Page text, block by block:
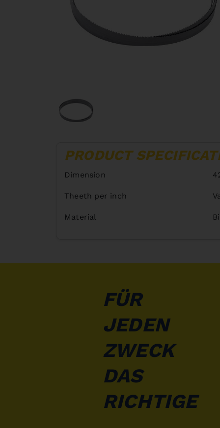
PRODUCT
Dimension
Theeth per inch
Material
FÜR
JEDEN
ZWECK
DAS
RICHTIGE